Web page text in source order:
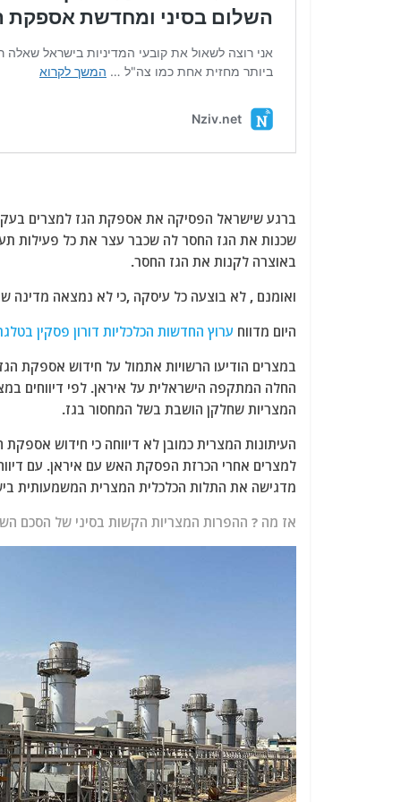
ברגע שישראל הפסיקה את אספקת הגז למצרים
שכנות את הגז החסר לה שכבר עצר את כל פעילות
באוצרה לקנות את הגז החסר.
ואומנם , לא בוצעה כל עיסקה ,כי לא נמצאה מדינה
היום מדווח ערוץ החדשות הכלכליות דורון פסקין
החלה המתקפה הישראלית על איראן. לפי דיווחים
המצריות שחלקן הושבת בשל המחסור בגז.
העיתונות המצרית כמובן לא דיווחה כי חידוש
למצרים אחרי הכרזת הפסקת האש עם איראן. עם
מדגישה את התלות הכלכלית המצרית המשמעותית
אז מה ? ההפרות המצריות הקשות בסיני של הסכם